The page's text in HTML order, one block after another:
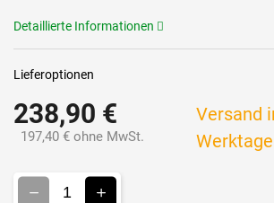
238,90 €
197,40 € ohne MwSt.
Versand
Lieferoptionen
Detaillierte Informationen